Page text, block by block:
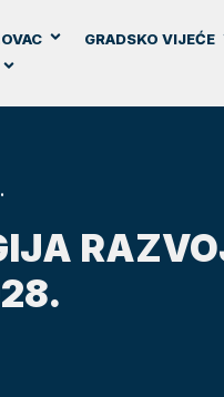
GRADSKO VIJEĆE